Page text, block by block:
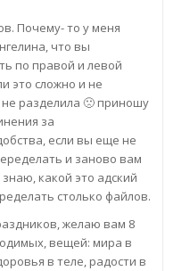
Почему- то у меня
что вы
по правой и левой
это сложно и не
не разделила 🙁 приношу
за
если вы еще не
и заново вам
какой это адский
столько файлов.
желаю вам 8
вещей: мира в
в теле, радости в